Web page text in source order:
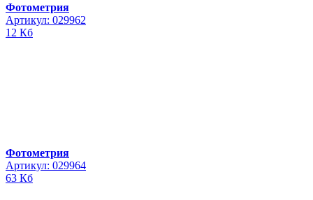
Фотометрия
Артикул: 029962
12 Кб
Фотометрия
Артикул: 029964
63 Кб